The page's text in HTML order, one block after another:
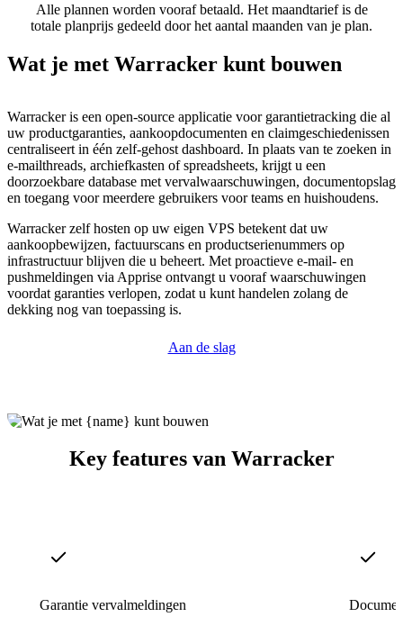
Alle plannen worden vooraf betaald. Het maandtarief is de
totale planprijs gedeeld door het aantal maanden van je plan.
Wat je met Warracker kunt bouwen
Warracker is een open-source applicatie voor garantietracking die al
uw productgaranties, aankoopdocumenten en claimgeschiedenissen
centraliseert in één zelf-gehost dashboard. In plaats van te zoeken in
e-mailthreads, archiefkasten of spreadsheets, krijgt u een
doorzoekbare database met vervalwaarschuwingen, documentopslag
en toegang voor meerdere gebruikers voor teams en huishoudens.
Warracker zelf hosten op uw eigen VPS betekent dat uw
aankoopbewijzen, factuurscans en productserienummers op
infrastructuur blijven die u beheert. Met proactieve e-mail- en
pushmeldingen via Apprise ontvangt u vooraf waarschuwingen
voordat garanties verlopen, zodat u kunt handelen zolang de
dekking nog van toepassing is.
Aan de slag
Key features van Warracker
Garantie vervalmeldingen